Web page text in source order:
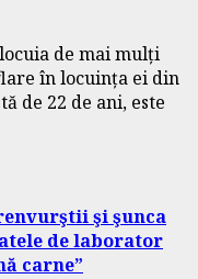
de mai mulți
în locuința ei din
de 22 de ani, este
şi şunca
de laborator
carne”